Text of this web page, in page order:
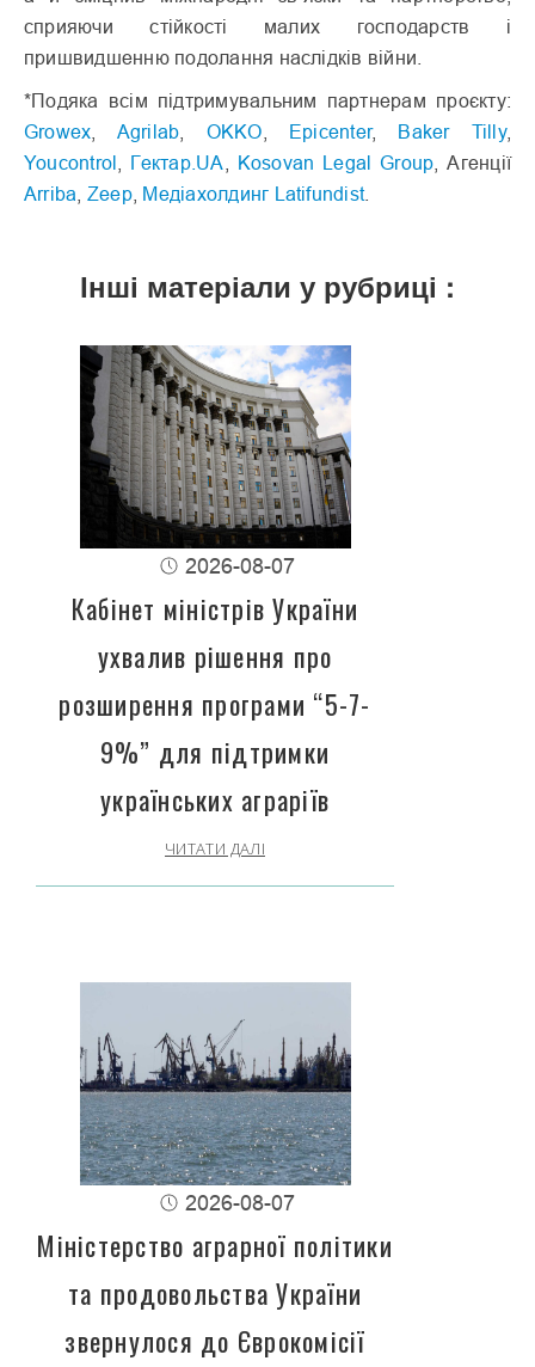
сприяючи стійкості малих господарств і
пришвидшенню подолання наслідків війни.
*Подяка всім підтримувальним партнерам проєкту:
Growex
Agrilab OKKO Epicenter, Baker Tilly,
Youcontrol
Гектар.UA Kosovan Legal Group , Агенції
Arriba Zeep, Медіахолдинг Latifundist.
Інші матеріали у рубриці :
2026-08-07
Кабінет міністрів України
ухвалив рішення про
розширення програми “5-7-
9%” для підтримки
українських аграріїв
ЧИТАТИ ДАЛІ
2026-08-07
Міністерство аграрної політики
та продовольства України
звернулося до Єврокомісії